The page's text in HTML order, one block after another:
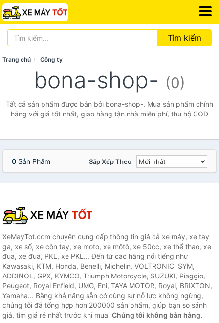
Tìm kiếm
Trang chủ Công ty
bona-shop- (0)
Tất cả sản phẩm được bán bởi bona-shop-. Mua sản phẩm chính
hãng với giá tốt nhất, giao hàng tận nhà miễn phí, thu hộ COD
0 Sản Phẩm Sắp Xếp Theo
XeMayTot.com chuyên cung cấp thông tin giá cả xe máy, xe tay
ga, xe số, xe côn tay, xe moto, xe môtô, xe 50cc, xe thể thao, xe
đua, xe đua, PKL, xe PKL... Đến từ các hãng nổi tiếng như
Kawasaki, KTM, Honda, Benelli, Michelin, VOLTRONIC, SYM,
ADDINOL, GPX, KYMCO, Triumph Motorcycle, SUZUKI, Piaggio,
Peugeot, Royal Enfield, UMG, Eni, TAYA MOTOR, Royal, BRIXTON,
Yamaha... Bằng khả năng sẵn có cùng sự nỗ lực không ngừng,
chúng tôi đã tổng hợp hơn 200000 sản phẩm, giúp bạn so sánh
giá, tìm giá rẻ nhất trước khi mua. Chúng tôi không bán hàng.